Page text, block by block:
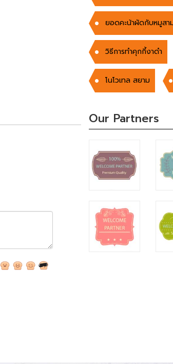
ยอดคะน้าผัดกับหมูสา
วิธีการทำคุกกี้งาดำ
โนโวเทล สยาม
Our Partners